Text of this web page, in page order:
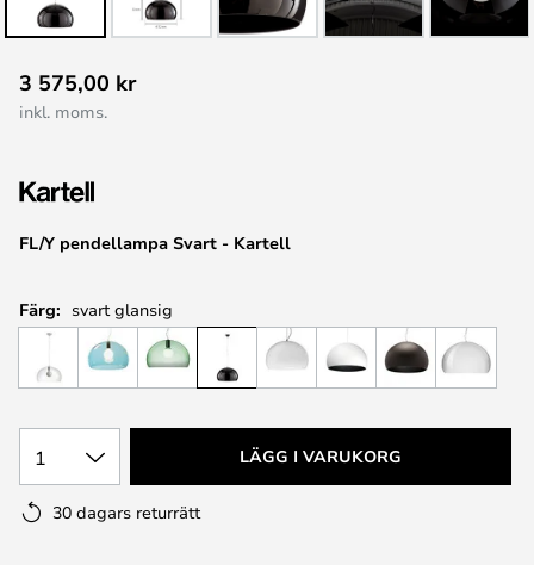
till
början
bildgalleriet
FL/Y pendellampa Svart - Kartell
3 575,00 kr
inkl. moms.
Färg: svart glansig
1 LÄGG I VARUKORG
30 dagars returrätt